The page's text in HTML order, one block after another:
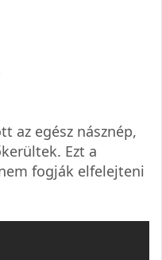
az egész násznép,
Ezt a
fogják elfelejteni